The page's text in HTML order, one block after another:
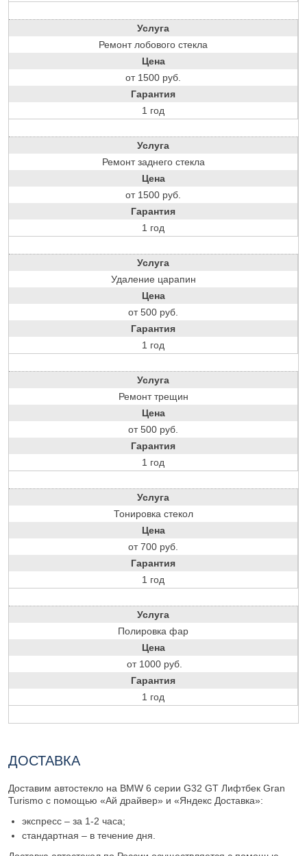
Услуга
Ремонт лобового стекла
Цена
от 1500 руб.
Гарантия
1 год
Услуга
Ремонт заднего стекла
Цена
от 1500 руб.
Гарантия
1 год
Услуга
Удаление царапин
Цена
от 500 руб.
Гарантия
1 год
Услуга
Ремонт трещин
Цена
от 500 руб.
Гарантия
1 год
Услуга
Тонировка стекол
Цена
от 700 руб.
Гарантия
1 год
Услуга
Полировка фар
Цена
от 1000 руб.
Гарантия
1 год
ДОСТАВКА
Доставим автостекло на BMW 6 серии G32 GT Лифтбек Gran
Turismo с помощью «Ай драйвер» и «Яндекс Доставка»:
экспресс – за 1-2 часа;
стандартная – в течение дня.